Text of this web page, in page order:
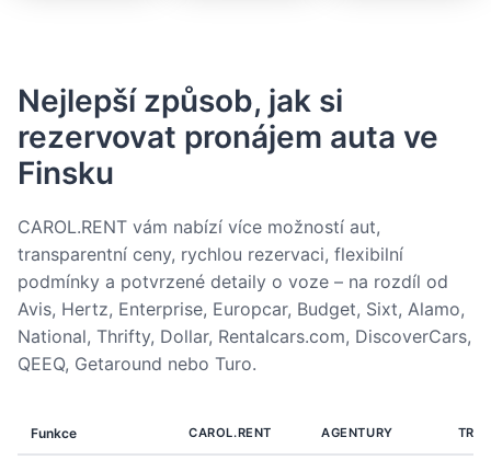
Nejlepší způsob, jak si
rezervovat pronájem auta ve
Finsku
CAROL.RENT vám nabízí více možností aut,
transparentní ceny, rychlou rezervaci, flexibilní
podmínky a potvrzené detaily o voze – na rozdíl od
Avis, Hertz, Enterprise, Europcar, Budget, Sixt, Alamo,
National, Thrifty, Dollar, Rentalcars.com, DiscoverCars,
QEEQ, Getaround nebo Turo.
Funkce CAROL.RENT AGENTURY